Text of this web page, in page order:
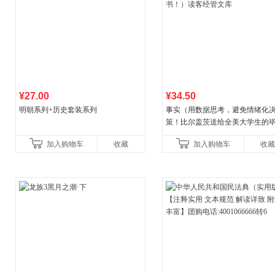
¥27.00
明朝系列+历史套装系列
加入购物车 收藏
¥34.50
事实（用数据思考，避免情绪化
策！比尔盖茨送给全美大学生的
书！）读客经管文库
加入购物车 收藏